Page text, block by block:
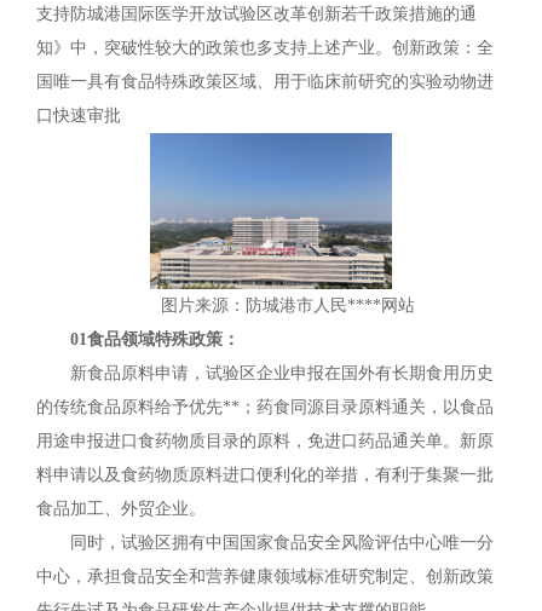
支持防城港国际医学开放试验区改革创新若千政策措施的通
知》中，突破性较大的政策也多支持上述产业。创新政策：全
国唯一具有食品特殊政策区域、用于临床前研究的实验动物进
口快速审批
图片来源：防城港市人民****网站
01食品领域特殊政策：
新食品原料申请，试验区企业申报在国外有长期食用历史
的传统食品原料给予优先**；药食同源目录原料通关，以食品
用途申报进口食药物质目录的原料，免进口药品通关单。新原
料申请以及食药物质原料进口便利化的举措，有利于集聚一批
食品加工、外贸企业。
同时，试验区拥有中国国家食品安全风险评估中心唯一分
中心，承担食品安全和营养健康领域标准研究制定、创新政策